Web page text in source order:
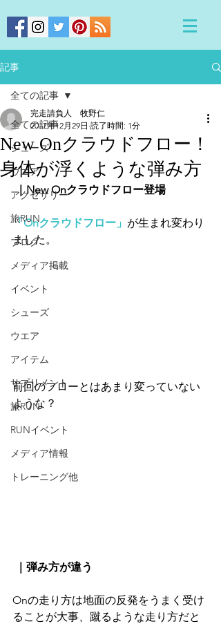
記事
全ての記事
シューズ
ウエア
アクセサリー
旅RUN
ブログ
メディア掲載
イベント
シューズ
ウエア
アイテム
サプリメント
旅RUN
RUNイベント
メディア情報
トレーニング他
全ての記事
New Onクラウドフロー！
身体が浮くような弾み方
完走請負人 牧野仁
2017年12月29日 読了時間: 1分
｜New Onクラウドフロー登場
「Onクラウドフロー」 が生まれ変わり
ました。
前回のフローとはあまり変っていない
ような？
｜弾み方が違う
Onの走り方は地面の反発をうまく受け
ることが大事、蹴るような走り方だと